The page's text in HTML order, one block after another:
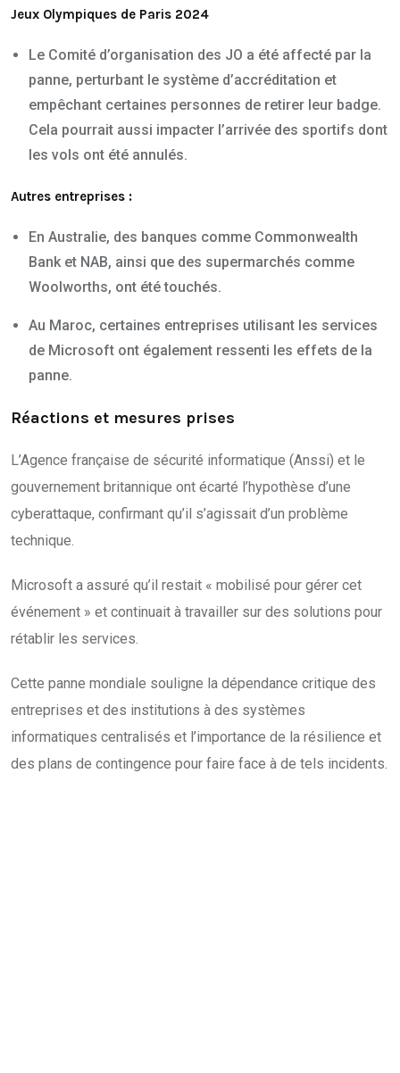
Jeux Olympiques de Paris 2024
Le Comité d’organisation des JO a été affecté par la
panne, perturbant le système d’accréditation et
empêchant certaines personnes de retirer leur badge.
Cela pourrait aussi impacter l’arrivée des sportifs dont
les vols ont été annulés.
Autres entreprises :
En Australie, des banques comme Commonwealth
Bank et NAB, ainsi que des supermarchés comme
Woolworths, ont été touchés.
Au Maroc, certaines entreprises utilisant les services
de Microsoft ont également ressenti les effets de la
panne.
Réactions et mesures prises
L’Agence française de sécurité informatique (Anssi) et le
gouvernement britannique ont écarté l’hypothèse d’une
cyberattaque, confirmant qu’il s’agissait d’un problème
technique.
Microsoft a assuré qu’il restait « mobilisé pour gérer cet
événement » et continuait à travailler sur des solutions pour
rétablir les services.
Cette panne mondiale souligne la dépendance critique des
entreprises et des institutions à des systèmes
informatiques centralisés et l’importance de la résilience et
des plans de contingence pour faire face à de tels incidents.